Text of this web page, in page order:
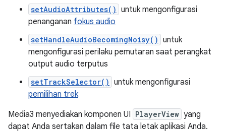
setAudioAttributes() untuk mengonfigurasi
penanganan fokus audio
setHandleAudioBecomingNoisy() untuk
mengonfigurasi perilaku pemutaran saat perangkat
output audio terputus
setTrackSelector() untuk mengonfigurasi
pemilihan trek
Media3 menyediakan komponen UI PlayerView yang
dapat Anda sertakan dalam file tata letak aplikasi Anda.